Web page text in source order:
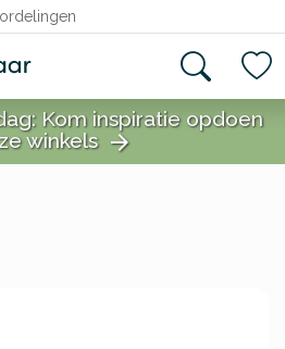
close
Kom inspiratie opdoen
winkels arrow_forward